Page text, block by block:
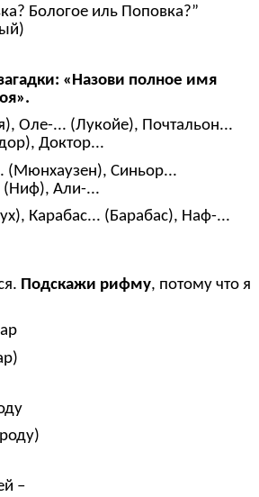
Бологое иль Поповка?”
«Назови полное имя
Оле-... (Лукойе), Почтальон...
Доктор...
(Мюнхаузен), Синьор...
Али-...
Карабас... (Барабас), Наф-...
Подскажи рифму, потому что я
–